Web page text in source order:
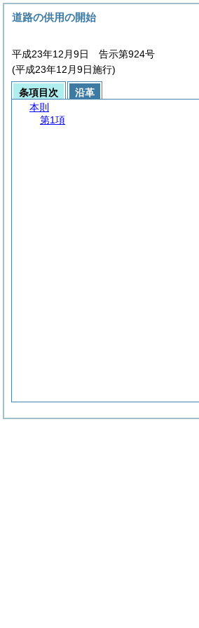
道路の供用の開始
平成23年12月9日 告示第924号
(平成23年12月9日施行)
条項目次
沿革
本則
第1項